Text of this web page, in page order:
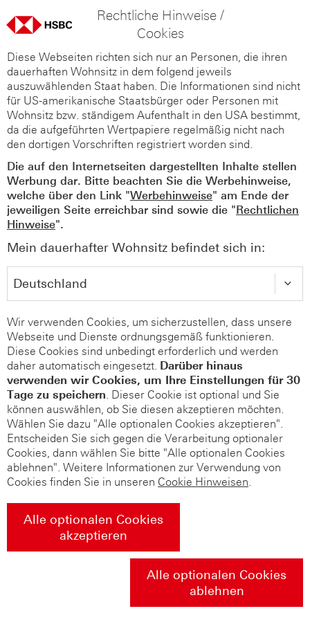
Rechtliche Hinweise /
Cookies
Diese Webseiten richten sich nur an Personen, die ihren
dauerhaften Wohnsitz in dem folgend jeweils
auszuwählenden Staat haben. Die Informationen sind nicht
für US-amerikanische Staatsbürger oder Personen mit
Wohnsitz bzw. ständigem Aufenthalt in den USA bestimmt,
da die aufgeführten Wertpapiere regelmäßig nicht nach
den dortigen Vorschriften registriert worden sind.
Die auf den Internetseiten dargestellten Inhalte stellen
Werbung dar. Bitte beachten Sie die Werbehinweise,
welche über den Link "Werbehinweise" am Ende der
jeweiligen Seite erreichbar sind sowie die "Rechtlichen
Hinweise".
Mein dauerhafter Wohnsitz befindet sich in:
Wir verwenden Cookies, um sicherzustellen, dass unsere
Webseite und Dienste ordnungsgemäß funktionieren.
Diese Cookies sind unbedingt erforderlich und werden
daher automatisch eingesetzt. Darüber hinaus
verwenden wir Cookies, um Ihre Einstellungen für 30
Tage zu speichern. Dieser Cookie ist optional und Sie
können auswählen, ob Sie diesen akzeptieren möchten.
Wählen Sie dazu "Alle optionalen Cookies akzeptieren".
Entscheiden Sie sich gegen die Verarbeitung optionaler
Cookies, dann wählen Sie bitte "Alle optionalen Cookies
ablehnen". Weitere Informationen zur Verwendung von
Cookies finden Sie in unseren Cookie Hinweisen.
Alle optionalen Cookies
akzeptieren
Alle optionalen Cookies
ablehnen